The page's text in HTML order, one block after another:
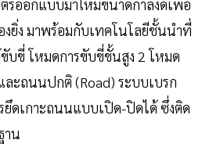
รออกแบบมาให้มีขนาดกำลังดีเพื่อ
งยิ่ง มาพร้อมกับเทคโนโลยีชั้นนำที่
บขี่ โหมดการขับขี่ขั้นสูง 2 โหมด
ะถนนปกติ (Road) ระบบเบรก
ยึดเกาะถนนแบบเปิด-ปิดได้ ซึ่งติด
าน